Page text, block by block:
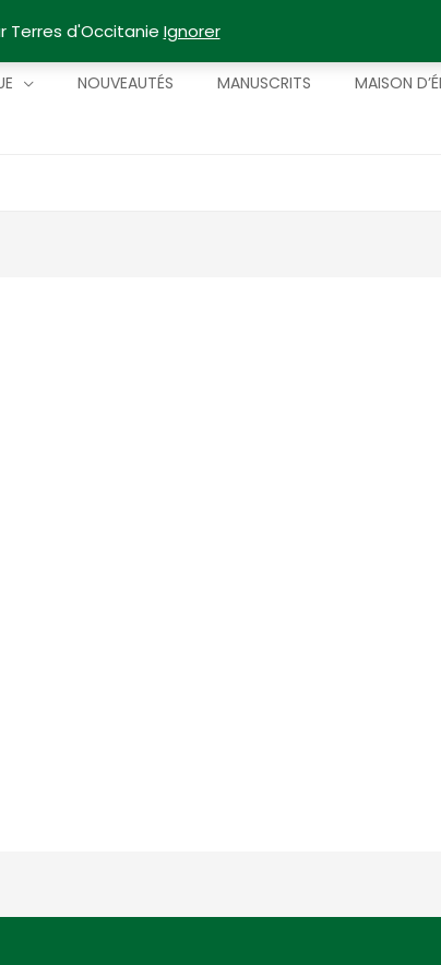
Terres d'Occitanie Ignorer
NOUVEAUTÉS MANUSCRITS MAISON